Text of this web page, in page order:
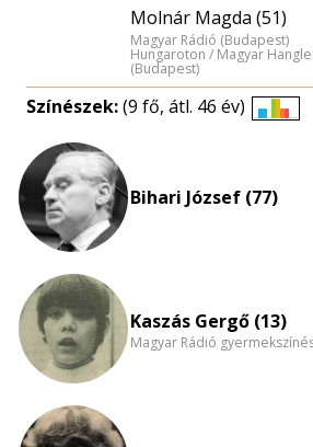
Molnár Magda (51)
Magyar Rádió (Budapest)
Hungaroton / Magyar
(Budapest)
Színészek:(9 fő, átl. 46 év)
Bihari József (77)
Kaszás Gergő (13)
Magyar Rádió